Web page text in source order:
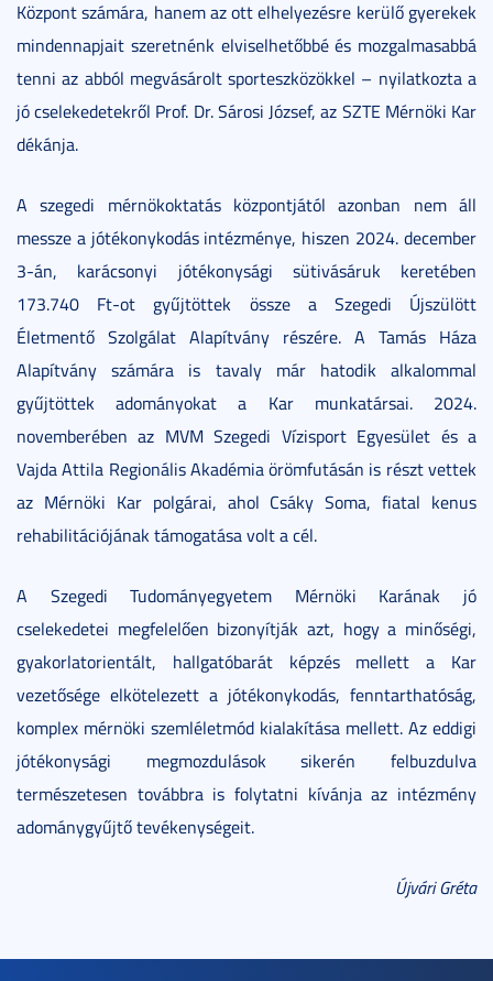
Központ számára, hanem az ott elhelyezésre kerülő gyerekek
mindennapjait szeretnénk elviselhetőbbé és mozgalmasabbá
tenni az abból megvásárolt sporteszközökkel – nyilatkozta a
jó cselekedetekről Prof. Dr. Sárosi József, az SZTE Mérnöki Kar
dékánja.
A szegedi mérnökoktatás központjától azonban nem áll
messze a jótékonykodás intézménye, hiszen 2024. december
3-án, karácsonyi jótékonysági sütivásáruk keretében
173.740 Ft-ot gyűjtöttek össze a Szegedi Újszülött
Életmentő Szolgálat Alapítvány részére. A Tamás Háza
Alapítvány számára is tavaly már hatodik alkalommal
gyűjtöttek adományokat a Kar munkatársai. 2024.
novemberében az MVM Szegedi Vízisport Egyesület és a
Vajda Attila Regionális Akadémia örömfutásán is részt vettek
az Mérnöki Kar polgárai, ahol Csáky Soma, fiatal kenus
rehabilitációjának támogatása volt a cél.
A Szegedi Tudományegyetem Mérnöki Karának jó
cselekedetei megfelelően bizonyítják azt, hogy a minőségi,
gyakorlatorientált, hallgatóbarát képzés mellett a Kar
vezetősége elkötelezett a jótékonykodás, fenntarthatóság,
komplex mérnöki szemléletmód kialakítása mellett. Az eddigi
jótékonysági megmozdulások sikerén felbuzdulva
természetesen továbbra is folytatni kívánja az intézmény
adománygyűjtő tevékenységeit.
Újvári Gréta